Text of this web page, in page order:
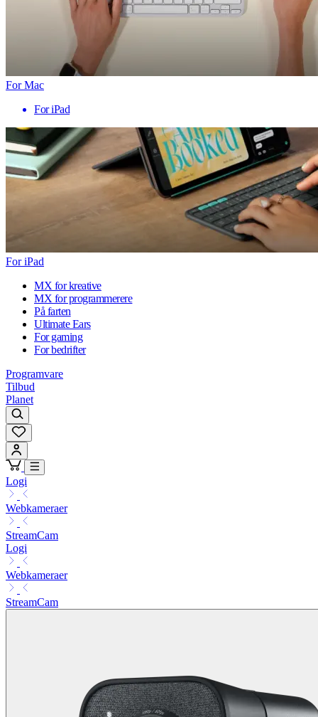
For Mac
For iPad
For iPad
MX for kreative
MX for programmerere
På farten
Ultimate Ears
For gaming
For bedrifter
Programvare
Tilbud
Planet
Logi
Webkameraer
StreamCam
Logi
Webkameraer
StreamCam